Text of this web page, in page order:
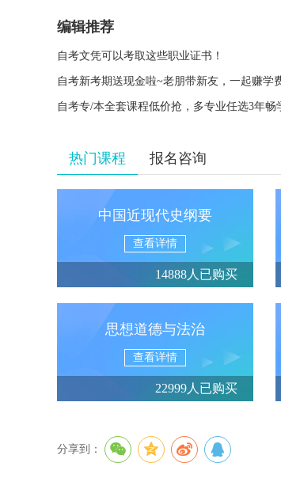
编辑推荐
自考文凭可以考取这些职业证书！
自考新考期送现金啦~老朋带新友，一起赚学
自考专/本全套课程低价抢，多专业任选3年畅
热门课程 报名咨询
中国近现代史纲要
查看详情
14888人已购买
思想道德与法治
查看详情
22999人已购买
分享到：